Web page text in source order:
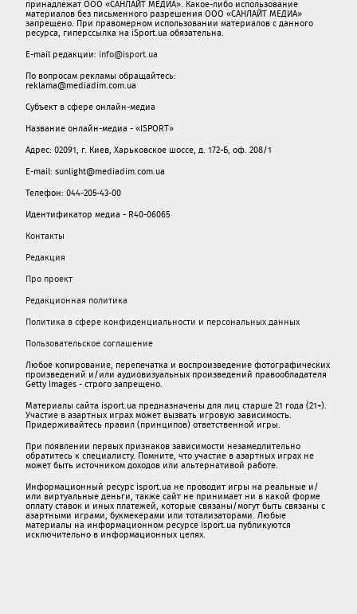
принадлежат ООО «САНЛАЙТ МЕДИА». Какое-либо использование
материалов без письменного разрешения ООО «САНЛАЙТ МЕДИА»
запрещено. При правомерном использовании материалов с данного
ресурса, гиперссылка на iSport.ua обязательна.
E-mail редакции: info@isport.ua
По вопросам рекламы обращайтесь:
reklama@mediadim.com.ua
Субъект в сфере онлайн-медиа
Название онлайн-медиа - «ISPORT»
Адрес: 02091, г. Киев, Харьковское шоссе, д. 172-Б, оф. 208/1
E-mail: sunlight@mediadim.com.ua
Телефон: 044-205-43-00
Идентификатор медиа - R40-06065
Контакты
Редакция
Про проект
Редакционная политика
Политика в сфере конфиденциальности и персональных данных
Пользовательское соглашение
Любое копирование, перепечатка и воспроизведение фотографических
произведений и/или аудиовизуальных произведений правообладателя
Getty Images - строго запрещено.
Материалы сайта isport.ua предназначены для лиц старше 21 года (21+).
Участие в азартных играх может вызвать игровую зависимость.
Придерживайтесь правил (принципов) ответственной игры.
При появлении первых признаков зависимости незамедлительно
обратитесь к специалисту. Помните, что участие в азартных играх не
может быть источником доходов или альтернативой работе.
Информационный ресурс isport.ua не проводит игры на реальные и/
или виртуальные деньги, также сайт не принимает ни в какой форме
oплaту ставок и иных платежей, которые связаны/могут быть связаны c
азартными игрaми, букмекерами или тотализаторами. Любые
материалы на информационном ресурсе isport.ua публикуютcя
исключительно в информационных целях.